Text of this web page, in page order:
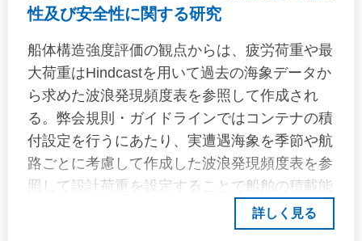
を用いて、ロール角・ピッチ角・ピッチ角加速
た。波浪予報値とERA5データを組み合わせ、
短期航海における設計有効波高を算定しまし
た。3. 設計荷重低減係数の提案北大西洋基準値
との比率を簡易式で近似し、最大予報有義波高
に基づく補正係数を提案しました。4. 実船デー
タによる検証VLCS（超大型コンテナ船）605
航海分の計測データを用いて、提案手法の安全
性を確認しました。結果として、予測値は実測
性及び安全性に関する研究
船体構造強度評価の観点からは、疲労荷重や最
大荷重はHindcastを用いて過去の海象データか
ら求めた波浪発現頻度表を参照して作成され
る。弊会規則・ガイドラインではコンテナの積
付設定を行うにあたり、実遭遇海象を季節や航
路ごとに考慮して作成した波浪発現頻度表を参
照して設計荷重を設定することで船舶の積載能
力を有効活用することを可能にしているもの
の、過去の海象データに依拠しているため、多
詳しく見る